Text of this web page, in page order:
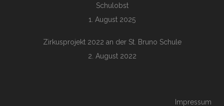
Schulobst
1. August 2025
Zirkusprojekt 2022 an der St. Bruno Schule
2. August 2022
Impressum